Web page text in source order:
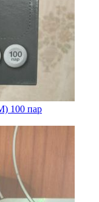
100 пар